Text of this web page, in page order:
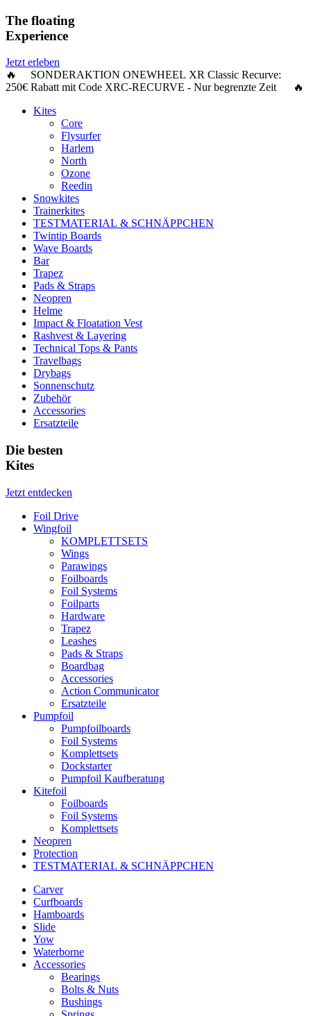
The floating
Experience
Jetzt erleben
🔥 SONDERAKTION ONEWHEEL XR Classic Recurve:
250€ Rabattmit Code XRC-RECURVE - Nur begrenzte Zeit 🔥
Kites
Core
Flysurfer
Harlem
North
Ozone
Reedin
Snowkites
Trainerkites
TESTMATERIAL & SCHNÄPPCHEN
Twintip Boards
Wave Boards
Bar
Trapez
Pads & Straps
Neopren
Helme
Impact & Floatation Vest
Rashvest & Layering
Technical Tops & Pants
Travelbags
Drybags
Sonnenschutz
Zubehör
Accessories
Ersatzteile
Die besten
Kites
Jetzt entdecken
Foil Drive
Wingfoil
KOMPLETTSETS
Wings
Parawings
Foilboards
Foil Systems
Foilparts
Hardware
Trapez
Leashes
Pads & Straps
Boardbag
Accessories
Action Communicator
Ersatzteile
Pumpfoil
Pumpfoilboards
Foil Systems
Komplettsets
Dockstarter
Pumpfoil Kaufberatung
Kitefoil
Foilboards
Foil Systems
Komplettsets
Neopren
Protection
TESTMATERIAL & SCHNÄPPCHEN
Carver
Curfboards
Hamboards
Slide
Yow
Waterborne
Accessories
Bearings
Bolts & Nuts
Bushings